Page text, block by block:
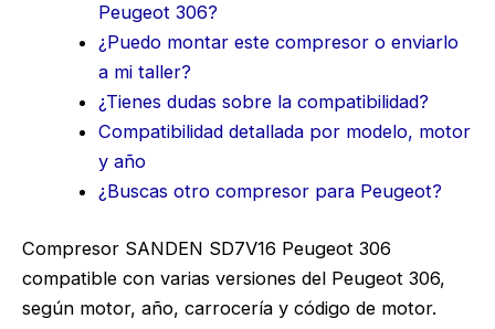
Peugeot 306?
¿Puedo montar este compresor o enviarlo
a mi taller?
¿Tienes dudas sobre la compatibilidad?
Compatibilidad detallada por modelo, motor
y año
¿Buscas otro compresor para Peugeot?
Compresor SANDEN SD7V16 Peugeot 306
compatible con varias versiones del Peugeot 306,
según motor, año, carrocería y código de motor.